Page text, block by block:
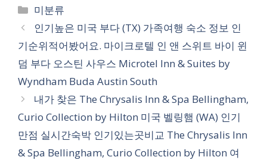
카
테
고
리
미분류
인기높은 미국 부다 (TX) 가족여행 숙소 정보 인
기순위적어봤어요. 마이크로텔 인 앤 스위트 바이 윈
덤 부다 오스틴 사우스 Microtel Inn & Suites by
Wyndham Buda Austin South
내가 찾은 The Chrysalis Inn & Spa Bellingham,
Curio Collection by Hilton 미국 벨링햄 (WA) 인기
만점 실시간숙박 인기있는곳비교 The Chrysalis Inn
& Spa Bellingham, Curio Collection by Hilton 여